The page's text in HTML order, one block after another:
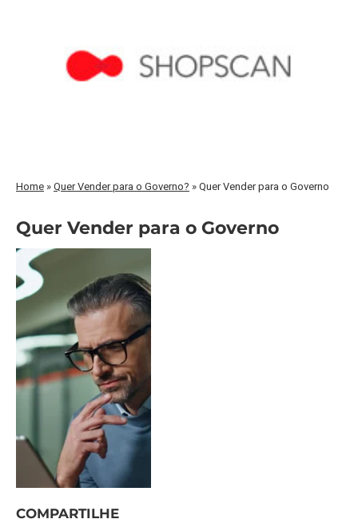
Home »Quer Vender para o Governo? »Quer Vender para o Governo
Quer Vender para o Governo
COMPARTILHE